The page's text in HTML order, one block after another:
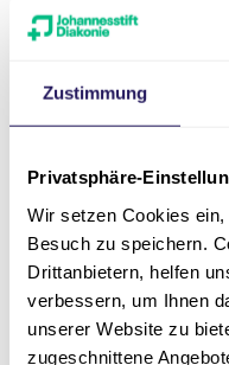
Zustimmung
Privatsphäre-
Wir setzen Cookies
Besuch zu speichern.
Drittanbietern, helfen
verbessern, um Ihnen
unserer Website zu
zugeschnittene
E-Mail-Adresse
Telefonnummer
Datenschutz